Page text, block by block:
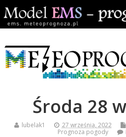
Środa 28
lubelak1 27 września, 2022
Prognoza pogody